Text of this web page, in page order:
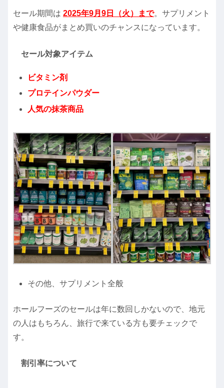
セール期間は 2025年9月9日（火）まで。サプリメント
や健康食品がまとめ買いのチャンスになっています。
セール対象アイテム
ビタミン剤
プロテインパウダー
人気の抹茶商品
その他、サプリメント全般
ホールフーズのセールは年に数回しかないので、地元
の人はもちろん、旅行で来ている方も要チェックで
す。
割引率について